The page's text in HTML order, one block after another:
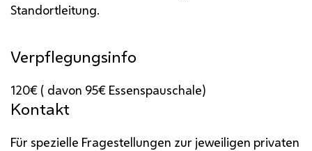
Standortleitung.
Verpflegungsinfo
120€ ( davon 95€ Essenspauschale)
Kontakt
Für spezielle Fragestellungen zur jeweiligen privaten